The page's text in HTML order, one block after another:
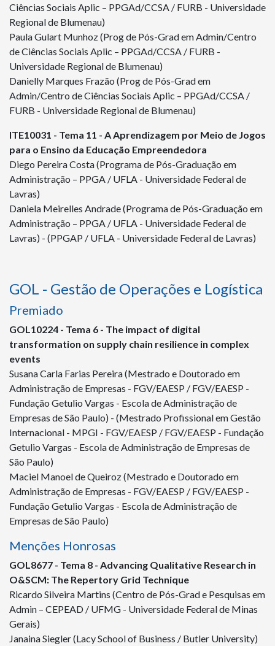
Ciências Sociais Aplic – PPGAd/CCSA / FURB - Universidade
Regional de Blumenau)
Paula Gulart Munhoz (Prog de Pós-Grad em Admin/Centro
de Ciências Sociais Aplic – PPGAd/CCSA / FURB -
Universidade Regional de Blumenau)
Danielly Marques Frazão (Prog de Pós-Grad em
Admin/Centro de Ciências Sociais Aplic – PPGAd/CCSA /
FURB - Universidade Regional de Blumenau)
ITE10031 - Tema 11 - A Aprendizagem por Meio de Jogos
para o Ensino da Educação Empreendedora
Diego Pereira Costa (Programa de Pós-Graduação em
Administração – PPGA / UFLA - Universidade Federal de
Lavras)
Daniela Meirelles Andrade (Programa de Pós-Graduação em
Administração – PPGA / UFLA - Universidade Federal de
Lavras) - (PPGAP / UFLA - Universidade Federal de Lavras)
GOL - Gestão de Operações e Logística
Premiado
GOL10224 - Tema 6 - The impact of digital
transformation on supply chain resilience in complex
events
Susana Carla Farias Pereira (Mestrado e Doutorado em
Administração de Empresas - FGV/EAESP / FGV/EAESP -
Fundação Getulio Vargas - Escola de Administração de
Empresas de São Paulo) - (Mestrado Profissional em Gestão
Internacional - MPGI - FGV/EAESP / FGV/EAESP - Fundação
Getulio Vargas - Escola de Administração de Empresas de
São Paulo)
Maciel Manoel de Queiroz (Mestrado e Doutorado em
Administração de Empresas - FGV/EAESP / FGV/EAESP -
Fundação Getulio Vargas - Escola de Administração de
Empresas de São Paulo)
Menções Honrosas
GOL8677 - Tema 8 - Advancing Qualitative Research in
O&SCM: The Repertory Grid Technique
Ricardo Silveira Martins (Centro de Pós-Grad e Pesquisas em
Admin – CEPEAD / UFMG - Universidade Federal de Minas
Gerais)
Janaina Siegler (Lacy School of Business / Butler University)